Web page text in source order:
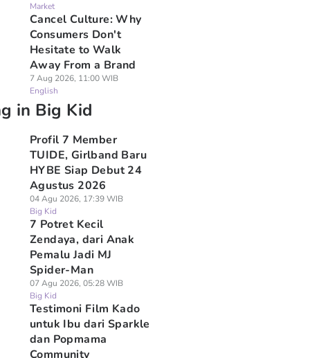
Market
Cancel Culture: Why
Consumers Don't
Hesitate to Walk
Away From a Brand
7 Aug 2026, 11:00 WIB
English
in Big Kid
Profil 7 Member
TUIDE, Girlband Baru
HYBE Siap Debut 24
Agustus 2026
04 Agu 2026, 17:39 WIB
Big Kid
7 Potret Kecil
Zendaya, dari Anak
Pemalu Jadi MJ
Spider-Man
07 Agu 2026, 05:28 WIB
Big Kid
Testimoni Film Kado
untuk Ibu dari Sparkle
dan Popmama
Community